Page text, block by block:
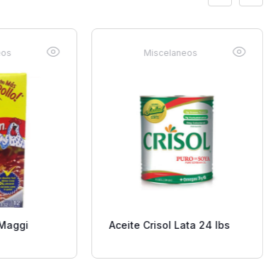
Miscelaneos
Aceite Crisol Lata 24 lbs